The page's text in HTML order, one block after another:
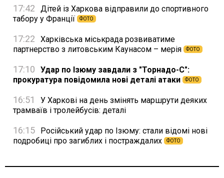
17:42
Дітей із Харкова відправили до спортивного
табору у Франції
ФОТО
17:22
Харківська міськрада розвиватиме
партнерство з литовським Каунасом – мерія
ФОТО
17:10
Удар по Ізюму завдали з "Торнадо-С":
прокуратура повідомила нові деталі атаки
ФОТО
16:51
У Харкові на день змінять маршрути деяких
трамваїв і тролейбусів: деталі
16:15
Російський удар по Ізюму: стали відомі нові
подробиці про загиблих і постраждалих
ФОТО